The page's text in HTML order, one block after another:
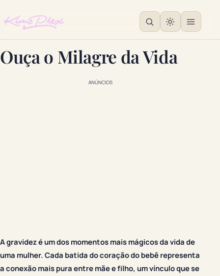
Ouça o Milagre da Vida
ANÚNCIOS
A gravidez é um dos momentos mais mágicos da vida de
uma mulher. Cada batida do coração do bebê representa
a conexão mais pura entre mãe e filho, um vínculo que se